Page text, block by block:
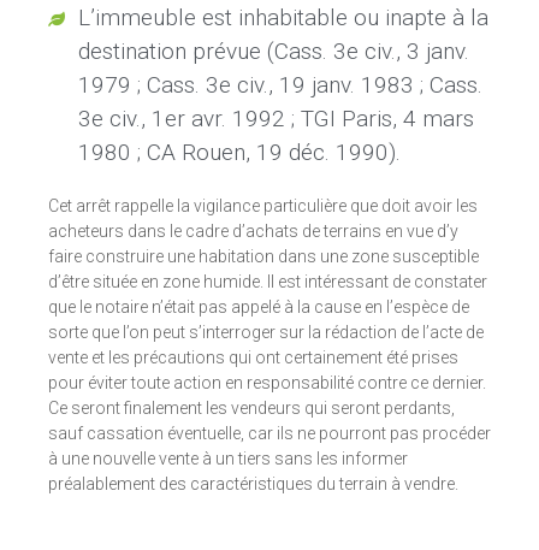
L’immeuble est inhabitable ou inapte à la
destination prévue (Cass. 3e civ., 3 janv.
1979 ; Cass. 3e civ., 19 janv. 1983 ; Cass.
3e civ., 1er avr. 1992 ; TGI Paris, 4 mars
1980 ; CA Rouen, 19 déc. 1990).
Cet arrêt rappelle la vigilance particulière que doit avoir les
acheteurs dans le cadre d’achats de terrains en vue d’y
faire construire une habitation dans une zone susceptible
d’être située en zone humide. Il est intéressant de constater
que le notaire n’était pas appelé à la cause en l’espèce de
sorte que l’on peut s’interroger sur la rédaction de l’acte de
vente et les précautions qui ont certainement été prises
pour éviter toute action en responsabilité contre ce dernier.
Ce seront finalement les vendeurs qui seront perdants,
sauf cassation éventuelle, car ils ne pourront pas procéder
à une nouvelle vente à un tiers sans les informer
préalablement des caractéristiques du terrain à vendre.